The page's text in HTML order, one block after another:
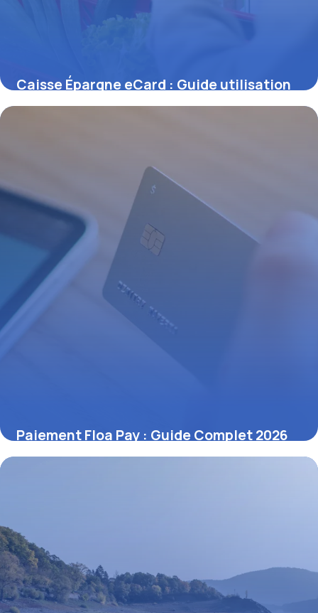
Caisse Épargne eCard : Guide utilisation
28 juin 2026
Paiement Floa Pay : Guide Complet 2026
27 juin 2026